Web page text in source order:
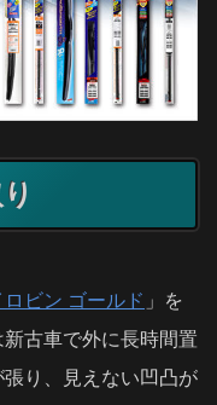
ロビン ゴールド 」を
古車で外に長時間置
り、見えない凹凸が